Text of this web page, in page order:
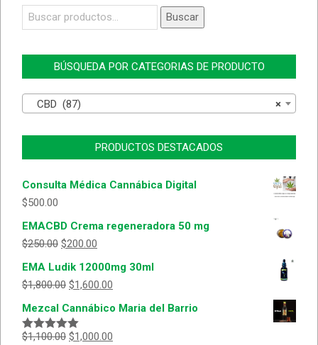
Buscar
por:
Buscar
BÚSQUEDA POR CATEGORIAS DE PRODUCTO
×
CBD (87)
PRODUCTOS DESTACADOS
Consulta Médica Cannábica Digital
$500.00
EMACBD Crema regeneradora 50 mg
$250.00 $200.00
EMA Ludik 12000mg 30ml
$1,800.00 $1,600.00
Mezcal Cannábico Maria del Barrio
Valorado
$1,100.00 $1,000.00